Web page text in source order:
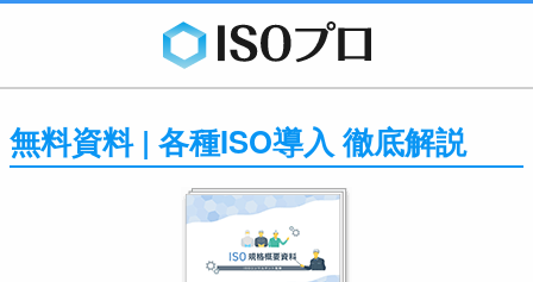
無料資料 | 各種ISO導入 徹底解説